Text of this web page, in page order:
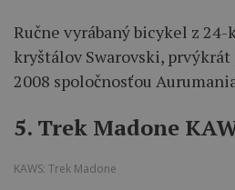
Ručne vyrábaný bicykel z
kryštálov Swarovski,
2008 spoločnosťou
5. Trek Madone
KAWS: Trek Madone